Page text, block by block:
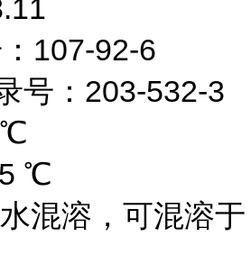
107-92-6
号：203-532-3
℃
℃
混溶，可混溶于